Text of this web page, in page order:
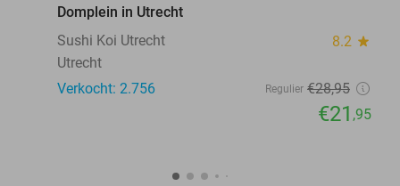
Domplein in Utrecht
Sushi Koi Utrecht
8.2 star
Utrecht
Verkocht: 2.756
Regulier €28,95
€21 ,95